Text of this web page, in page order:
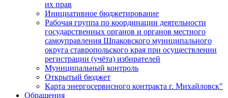
их прав
Инициативное бюджетирование
Рабочая группа по координации деятельности
государственных органов и органов местного
самоуправления Шпаковского муниципального
округа ставропольского края при осуществлении
регистрации (учёта) избирателей
Муниципальный контроль
Открытый бюджет
Карта энергосервисного контракта г. Михайловск"
Обращения